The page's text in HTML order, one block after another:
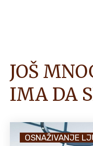
JOŠ
IMA DA
OSNAŽIVANJE